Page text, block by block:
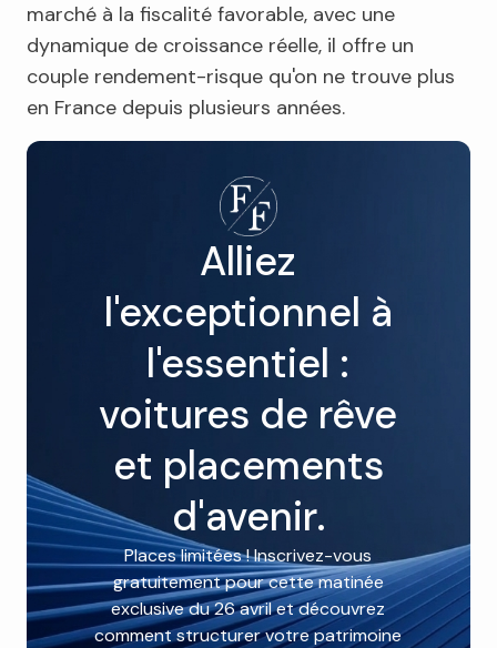
marché à la fiscalité favorable, avec une
dynamique de croissance réelle, il offre un
couple rendement-risque qu'on ne trouve plus
en France depuis plusieurs années.
Alliez
l'exceptionnel à
l'essentiel :
voitures de rêve
et placements
d'avenir.
Places limitées ! Inscrivez-vous
gratuitement pour cette matinée
exclusive du 26 avril et découvrez
comment structurer votre patrimoine